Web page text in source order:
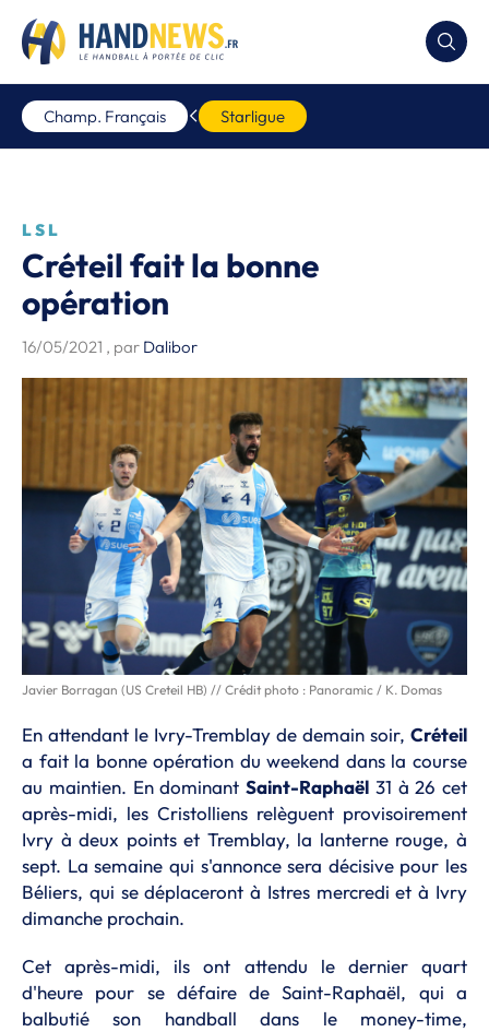
Champ. Français Starligue
LSL
Créteil fait la bonne
opération
16/05/2021 , par Dalibor
Javier Borragan (US Creteil HB) // Crédit photo : Panoramic / K. Domas
En attendant le Ivry-Tremblay de demain soir, Créteil
a fait la bonne opération du weekend dans la course
au maintien. En dominant Saint-Raphaël 31 à 26 cet
après-midi, les Cristolliens relèguent provisoirement
Ivry à deux points et Tremblay, la lanterne rouge, à
sept. La semaine qui s'annonce sera décisive pour les
Béliers, qui se déplaceront à Istres mercredi et à Ivry
dimanche prochain.
Cet après-midi, ils ont attendu le dernier quart
d'heure pour se défaire de Saint-Raphaël, qui a
balbutié son handball dans le money-time,